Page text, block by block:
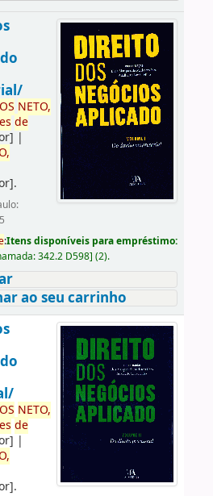
NETO,
de
|
.
:Itens disponíveis para empréstimo:
342.2 D598] (2).
ao seu carrinho
NETO,
de
|
.